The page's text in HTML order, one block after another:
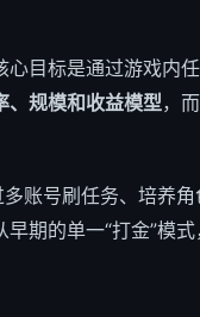
目标是通过游戏内
、规模和收益模型，
账号刷任务、培养
期的单一“打金”模